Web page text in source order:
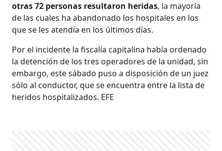
otras 72 personas resultaron heridas, la mayoría
de las cuales ha abandonado los hospitales en los
que se les atendía en los últimos días.
Por el incidente la fiscalía capitalina había ordenado
la detención de los tres operadores de la unidad, sin
embargo, este sábado puso a disposición de un juez
sólo al conductor, que se encuentra entre la lista de
heridos hospitalizados. EFE